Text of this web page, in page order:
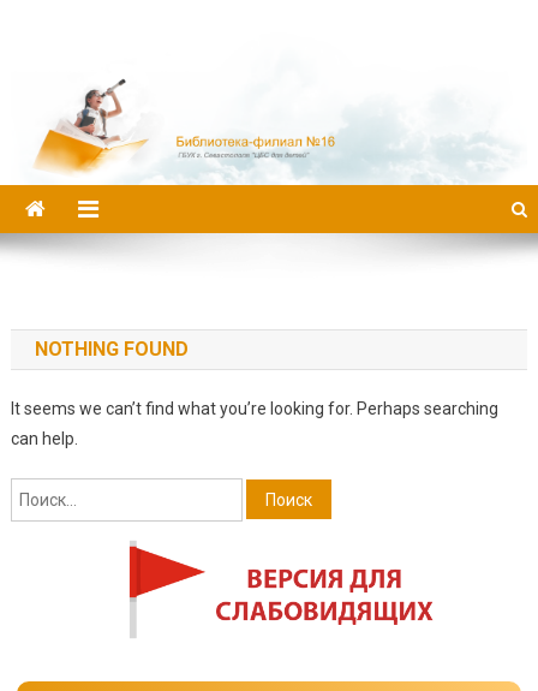
NOTHING FOUND
It seems we can’t find what you’re looking for. Perhaps searching
can help.
Найти: